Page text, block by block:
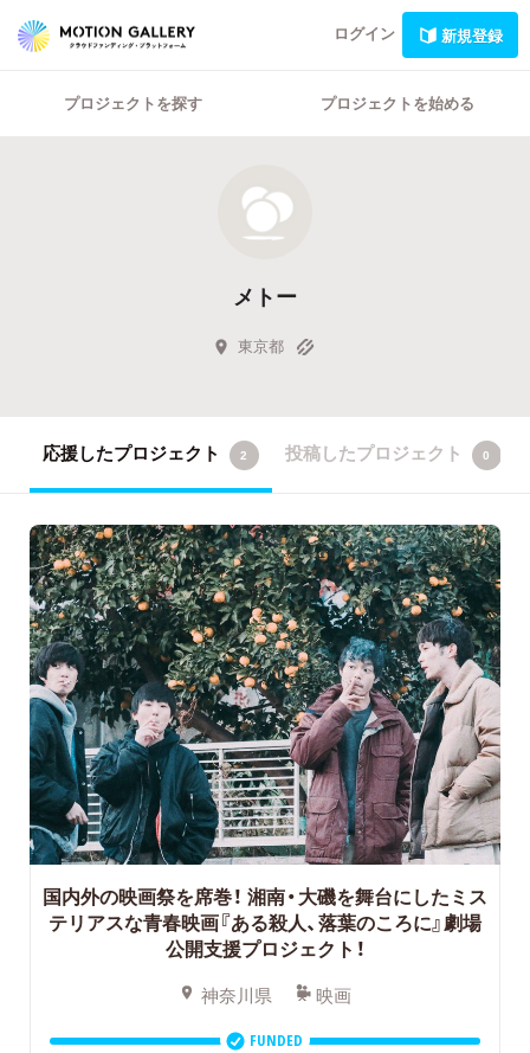
ログイン 新規登録
プロジェクトを探す プロジェクトを始める
メトー
東京都
応援したプロジェクト 2 投稿したプロジェクト 0
国内外の映画祭を席巻！ 湘南・大磯を舞台にしたミス
テリアスな青春映画『ある殺人、落葉のころに』劇場
公開支援プロジェクト！
神奈川県 映画
FUNDED